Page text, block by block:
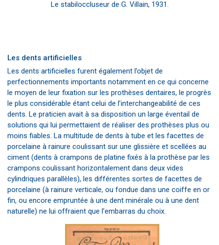
Le stabiloccluseur de G. Villain, 1931.
Les dents artificielles
Les dents artificielles furent également l’objet de
perfectionnements importants notamment en ce qui concerne
le moyen de leur fixation sur les prothèses dentaires, le progrès
le plus considérable étant celui de l’interchangeabilité de ces
dents. Le praticien avait à sa disposition un large éventail de
solutions qui lui permettaient de réaliser des prothèses plus ou
moins fiables. La multitude de dents à tube et les facettes de
porcelaine à rainure coulissant sur une glissière et scellées au
ciment (dents à crampons de platine fixés à la prothèse par les
crampons coulissant horizontalement dans deux vides
cylindriques parallèles), les différentes sortes de facettes de
porcelaine (à rainure verticale, ou fondue dans une coiffe en or
fin, ou encore empruntée à une dent minérale ou à une dent
naturelle) ne lui offraient que l’embarras du choix.